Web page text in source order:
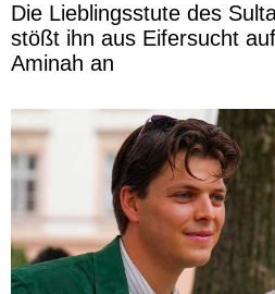
Die Lieblingsstute des
stößt ihn aus Eifersucht
Aminah an